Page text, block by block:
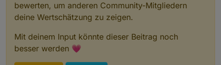
bewerten, um anderen Community-Mitgliedern
deine Wertschätzung zu zeigen.
Mit deinem Input könnte dieser Beitrag noch
besser werden 💗